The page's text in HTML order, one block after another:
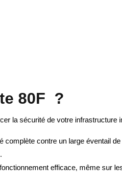
80F ?
la sécurité de votre infrastructure
complète contre un large éventail
efficace, même sur